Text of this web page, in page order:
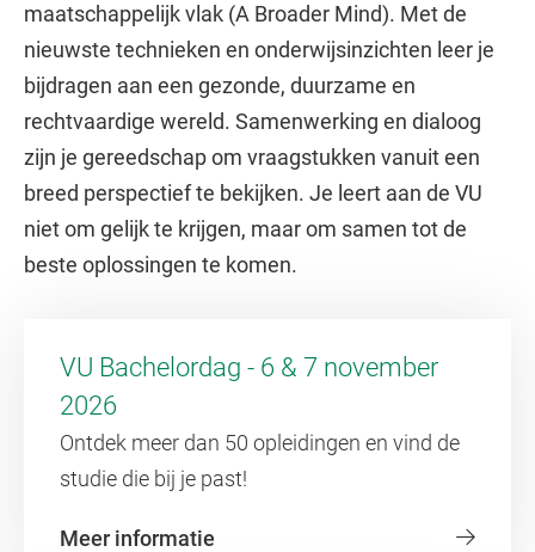
maatschappelijk vlak (A Broader Mind). Met de
nieuwste technieken en onderwijsinzichten leer je
bijdragen aan een gezonde, duurzame en
rechtvaardige wereld. Samenwerking en dialoog
zijn je gereedschap om vraagstukken vanuit een
breed perspectief te bekijken. Je leert aan de VU
niet om gelijk te krijgen, maar om samen tot de
beste oplossingen te komen.
VU Bachelordag - 6 & 7 november
2026
Ontdek meer dan 50 opleidingen en vind de
studie die bij je past!
Meer informatie